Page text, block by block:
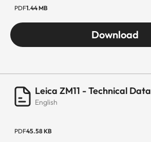
PDF1.44 MB
Download
Leica ZM11 - Technical Data
English
PDF45.58 KB